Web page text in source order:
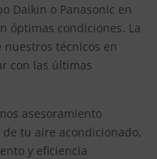
Daikin o Panasonic en
óptimas condiciones. La
técnicos en
con las últimas
asesoramiento
tu aire acondicionado,
y eficiencia